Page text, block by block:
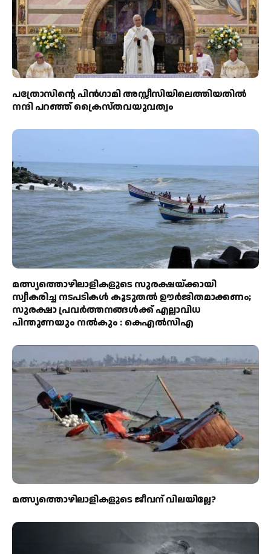
പത്രോസിന്റെ പിൻഗാമി അസ്സീസിയിലെത്തിയതിൽ
നന്ദി പറഞ്ഞ് ക്രൈസ്തവയുവത്വം
മത്സ്യത്തൊഴിലാളികളുടെ സുരക്ഷയ്ക്കായി
സ്വീകരിച്ച നടപടികൾ കൂടുതൽ ഊർജിതമാക്കണം;
സുരക്ഷാ പ്രവർത്തനങ്ങൾക്ക് എല്ലാവിധ
പിന്തുണയും നൽകും : കെഎൽസിഎ
മത്സ്യത്തൊഴിലാളികളുടെ ജീവന് വിലയില്ലേ?